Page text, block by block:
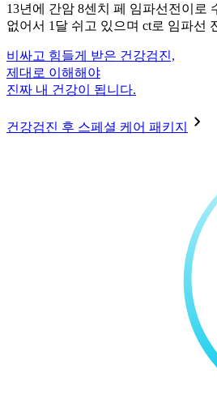
13년에 간암 8센치 페 임파선전이로
없어서 1달 쉬고 있으며 ct로 임파선
비싸고 힘들게 받은 건강검진,
제대로 이해해야
진짜 내 건강이 됩니다.
건강검진 후 스페셜 케어 패키지